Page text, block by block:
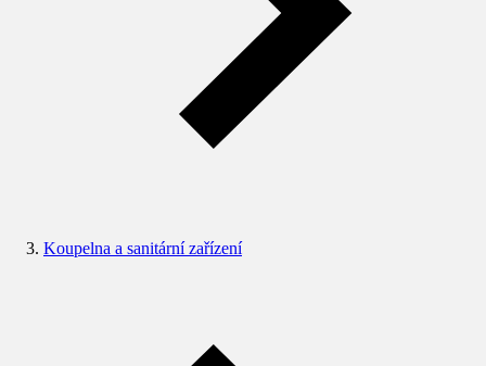
Koupelna a sanitární zařízení